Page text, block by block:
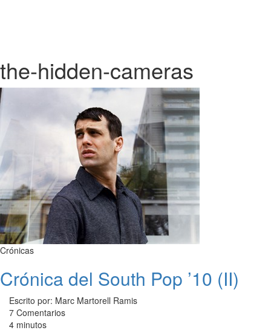
the-hidden-cameras
Crónicas
Crónica del South Pop ’10 (II)
Escrito por: Marc Martorell Ramis
7 Comentarios
4 minutos